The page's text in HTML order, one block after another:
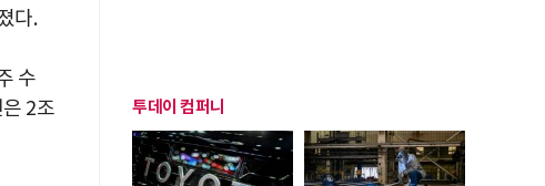
다.
수
2조
투데이 컴퍼니